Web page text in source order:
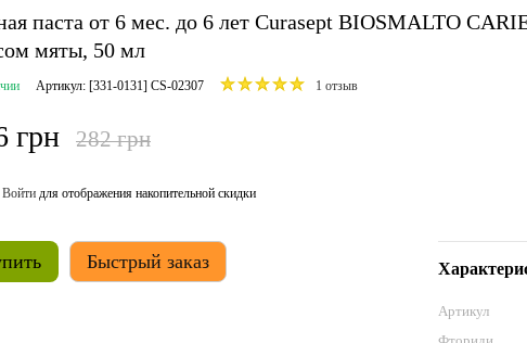
паста от 6 мес. до 6 лет Curasept BIOSMALTO
мяты, 50 мл
Артикул: [331-0131] CS-02307 1 отзыв
грн 282 грн
Войти для отображения накопительной скидки
Быстрый заказ
Артикул